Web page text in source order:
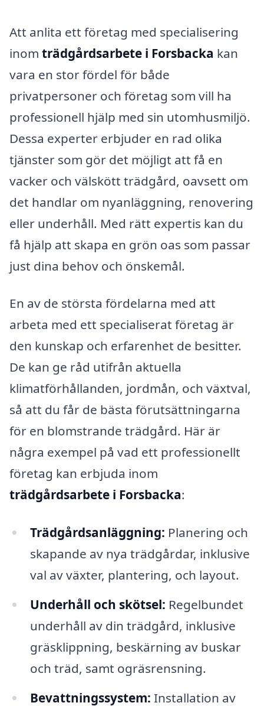
Att anlita ett företag med specialisering
inom trädgårdsarbete i Forsbacka kan
vara en stor fördel för både
privatpersoner och företag som vill ha
professionell hjälp med sin utomhusmiljö.
Dessa experter erbjuder en rad olika
tjänster som gör det möjligt att få en
vacker och välskött trädgård, oavsett om
det handlar om nyanläggning, renovering
eller underhåll. Med rätt expertis kan du
få hjälp att skapa en grön oas som passar
just dina behov och önskemål.
En av de största fördelarna med att
arbeta med ett specialiserat företag är
den kunskap och erfarenhet de besitter.
De kan ge råd utifrån aktuella
klimatförhållanden, jordmån, och växtval,
så att du får de bästa förutsättningarna
för en blomstrande trädgård. Här är
några exempel på vad ett professionellt
företag kan erbjuda inom
trädgårdsarbete i Forsbacka:
Trädgårdsanläggning: Planering och
skapande av nya trädgårdar, inklusive
val av växter, plantering, och layout.
Underhåll och skötsel: Regelbundet
underhåll av din trädgård, inklusive
gräsklippning, beskärning av buskar
och träd, samt ogräsrensning.
Bevattningssystem: Installation av